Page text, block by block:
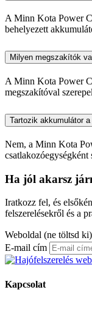
A Minn Kota Power
behelyezett
Milyen megszakítók
A Minn Kota Power
megszakítóval
Tartozik akkumulátor
Nem, a Minn Kota
Ha jól akarsz
Iratkozz fel, és
felszerelésekről és a
Weboldal (ne töltsd ki)
E-mail cím
Kapcsolat